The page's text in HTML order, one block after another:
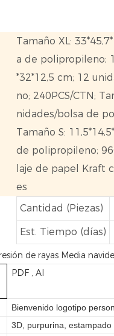
Tamaño XL:
a de polipropileno;
*32*12,5 cm; 12
no; 240PCS/CTN;
nidades/bolsa de
Tamaño S:
de polipropileno;
laje de papel Kraft
es
Cantidad (Piezas)
Est. Tiempo (días)
PDF , AI
Bienvenido logotipo
3D, purpurina, estampado